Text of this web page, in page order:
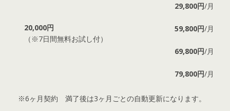
20,000円
（※7日間無料お試し付）
29,800円/月
59,800円/月
69,800円/月
79,800円/月
※6ヶ月契約 満了後は3ヶ月ごとの自動更新になります。